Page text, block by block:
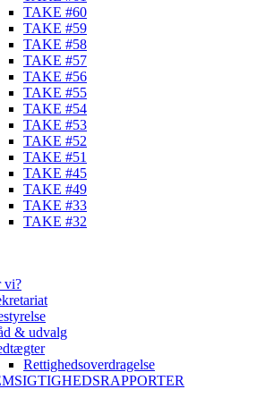
TAKE #60
TAKE #59
TAKE #58
TAKE #57
TAKE #56
TAKE #55
TAKE #54
TAKE #53
TAKE #52
TAKE #51
TAKE #45
TAKE #49
TAKE #33
TAKE #32
vi?
& udvalg
Rettighedsoverdragelse